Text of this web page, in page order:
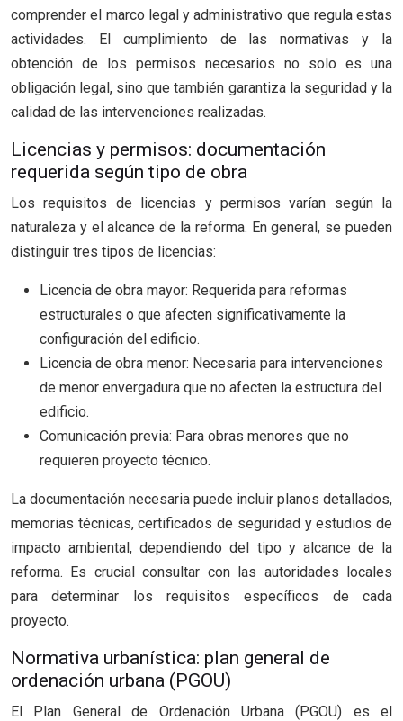
comprender el marco legal y administrativo que regula estas
actividades. El cumplimiento de las normativas y la
obtención de los permisos necesarios no solo es una
obligación legal, sino que también garantiza la seguridad y la
calidad de las intervenciones realizadas.
Licencias y permisos: documentación
requerida según tipo de obra
Los requisitos de licencias y permisos varían según la
naturaleza y el alcance de la reforma. En general, se pueden
distinguir tres tipos de licencias:
Licencia de obra mayor: Requerida para reformas
estructurales o que afecten significativamente la
configuración del edificio.
Licencia de obra menor: Necesaria para intervenciones
de menor envergadura que no afecten la estructura del
edificio.
Comunicación previa: Para obras menores que no
requieren proyecto técnico.
La documentación necesaria puede incluir planos detallados,
memorias técnicas, certificados de seguridad y estudios de
impacto ambiental, dependiendo del tipo y alcance de la
reforma. Es crucial consultar con las autoridades locales
para determinar los requisitos específicos de cada
proyecto.
Normativa urbanística: plan general de
ordenación urbana (PGOU)
El Plan General de Ordenación Urbana (PGOU) es el